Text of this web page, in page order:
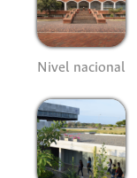
Nivel nacional